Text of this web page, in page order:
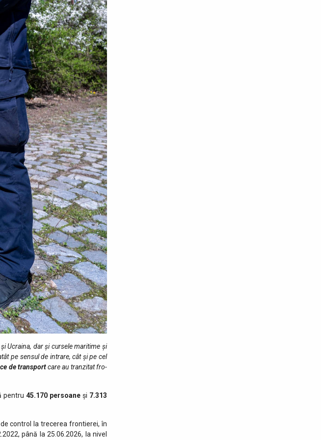
Ucraina, dar și cursele maritime și
pe sensul de intrare, cât şi pe cel
de transportcare au tranzitat fro­
pentru 45.170 persoane și 7.313
control la trecerea frontierei, în
până la 25.06.2026, la nivel